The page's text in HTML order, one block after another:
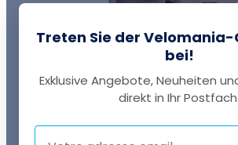
EINE FRAGE?
Treten Sie der
bei!
Exklusive Angebote, Neuheiten
direkt in Ihr Postfach.